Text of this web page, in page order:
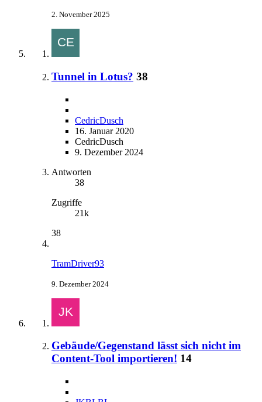
2. November 2025
Tunnel in Lotus? 38
CedricDusch
16. Januar 2020
CedricDusch
9. Dezember 2024
Antworten
38
Zugriffe
21k
38
TramDriver93
9. Dezember 2024
Gebäude/Gegenstand lässt sich nicht im
Content-Tool importieren! 14